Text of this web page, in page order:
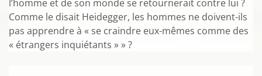
l’homme et de son monde se retournerait contre lui ?
Comme le disait Heidegger, les hommes ne doivent-ils
pas apprendre à « se craindre eux-mêmes comme des
« étrangers inquiétants » » ?